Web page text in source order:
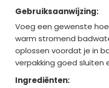
Gebruiksaanwijzing:
Voeg een gewenste
warm stromend
oplossen voordat je in
verpakking goed sluiten
Ingrediënten: